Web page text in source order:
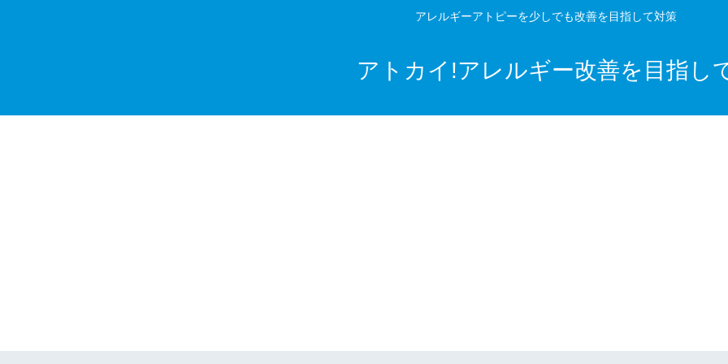
アレルギーアトピーを少しでも改善を目指して対策
アトカイ!アレルギー改善を目指し